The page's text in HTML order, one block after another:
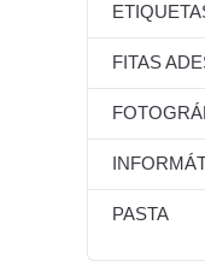
FITAS
PASTA